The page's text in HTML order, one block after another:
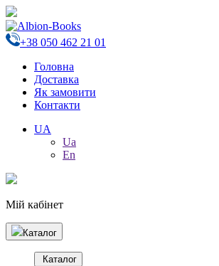
+38 050 462 21 01
Головна
Доставка
Як замовити
Контакти
UA
Ua
En
Мій кабінет
Каталог
Каталог